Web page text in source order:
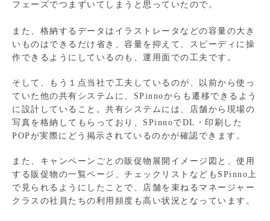
フェーズでつまずいてしまうと思っていたので。
また、格納するデータはイラストレータなどの容量の大き
いものはできるだけ省き、容量を抑えて、スピーディに操
作できるようにしているのも、運用面での工夫です。
そして、もう１点当社で工夫しているのが、以前から使っ
ていた他の共有システムに、SPinnoからも遷移できるよう
に設計していること。共有システムには、店舗から現場の
写真を格納してもらっており、SPinnoでDL・印刷した
POPが実際にどう掲示されているのかが確認できます。
また、キャンペーンごとの販促物展開イメージ図と、使用
する販促物の一覧ページ、チェックリストなどもSPinno上
で見られるようにしたことで、店舗を束ねるマネージャー
クラスの社員たちの利用頻度も高い状況となっています。